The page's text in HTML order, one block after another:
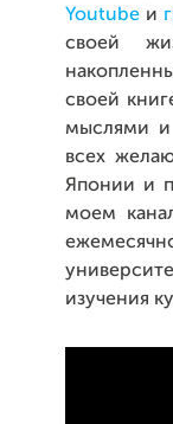
Youtube и
своей
своей
мыслями и
всех
Японии и
моем
изучения